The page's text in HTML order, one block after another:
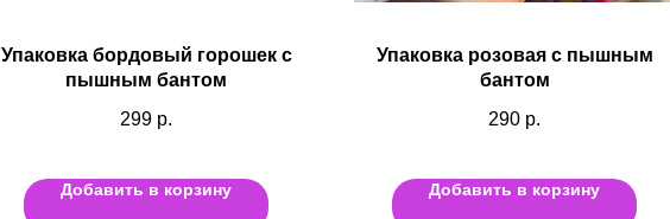
Упаковка бордовый горошек с
пышным бантом
299 р.
Добавить в корзину
Упаковка розовая с пышным
бантом
290 р.
Добавить в корзину